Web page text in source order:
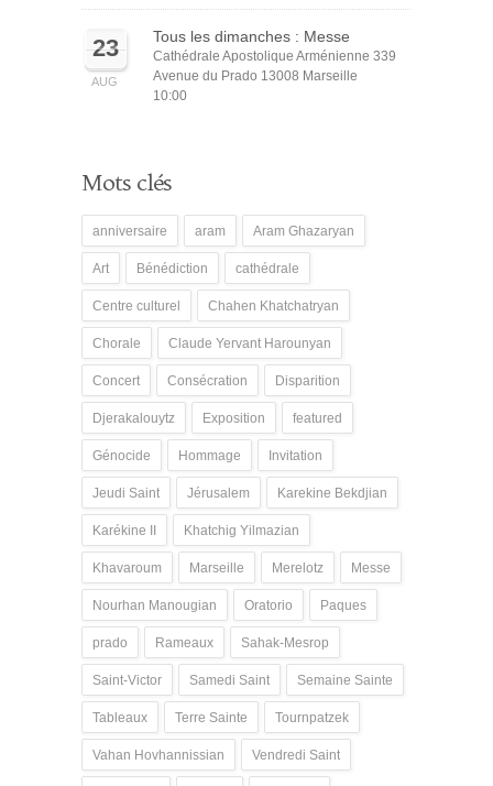
23
AUG
Tous les dimanches : Messe
Cathédrale Apostolique Arménienne 339
Avenue du Prado 13008 Marseille
10:00
Mots clés
anniversaire aram Aram Ghazaryan
Art Bénédiction cathédrale
Centre culturel Chahen Khatchatryan
Chorale Claude Yervant Harounyan
Concert Consécration Disparition
Djerakalouytz Exposition featured
Génocide Hommage Invitation
Jeudi Saint Jérusalem Karekine Bekdjian
Karékine II Khatchig Yilmazian
Khavaroum Marseille Merelotz Messe
Nourhan Manougian Oratorio Paques
prado Rameaux Sahak-Mesrop
Saint-Victor Samedi Saint Semaine Sainte
Tableaux Terre Sainte Tournpatzek
Vahan Hovhannissian Vendredi Saint